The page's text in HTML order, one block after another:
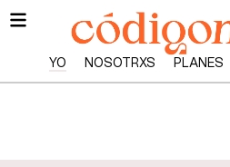
YO NOSOTRXS PLANES